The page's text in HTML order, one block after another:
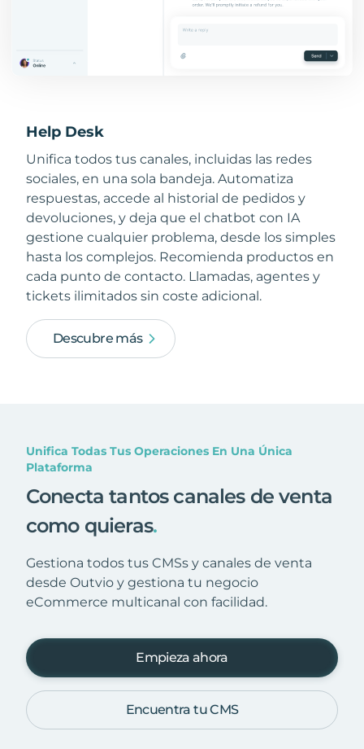
Help Desk
Unifica todos tus canales, incluidas las redes
sociales, en una sola bandeja. Automatiza
respuestas, accede al historial de pedidos y
devoluciones, y deja que el chatbot con IA
gestione cualquier problema, desde los simples
hasta los complejos. Recomienda productos en
cada punto de contacto. Llamadas, agentes y
tickets ilimitados sin coste adicional.
Descubre más
Unifica Todas Tus Operaciones En Una Única
Plataforma
Conecta tantos canales de venta
como quieras.
Gestiona todos tus CMSs y canales de venta
desde Outvio y gestiona tu negocio
eCommerce multicanal con facilidad.
Empieza ahora
Encuentra tu CMS